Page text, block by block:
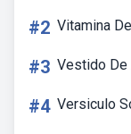
#2 Vitamina
#3 Vestido De
#4 Versiculo